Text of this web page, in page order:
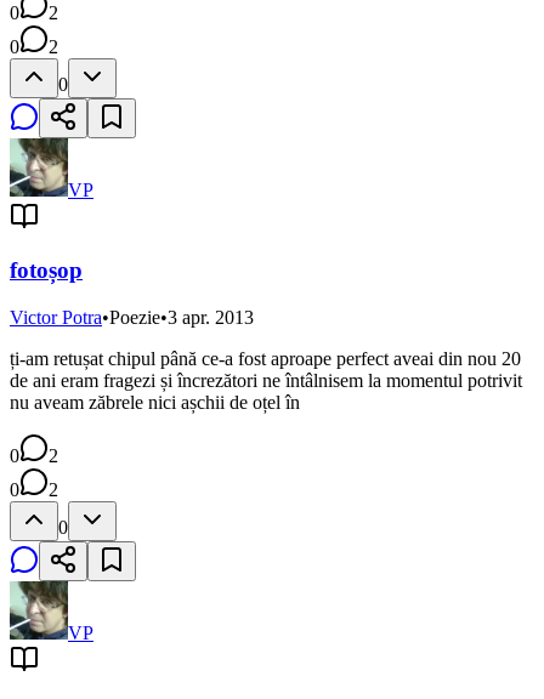
0
2
0
2
0
VP
fotoșop
Victor Potra•Poezie•3 apr. 2013
ți-am retușat chipul până ce-a fost aproape perfect aveai din nou 20
de ani eram fragezi și încrezători ne întâlnisem la momentul potrivit
nu aveam zăbrele nici așchii de oțel în
0
2
0
2
0
VP